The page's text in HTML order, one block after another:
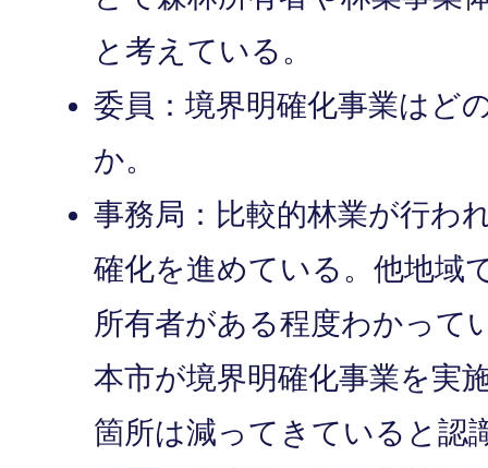
と考えている。
委員：境界明確化事業はど
か。
事務局：比較的林業が行わ
確化を進めている。他地域
所有者がある程度わかって
本市が境界明確化事業を実
箇所は減ってきていると認